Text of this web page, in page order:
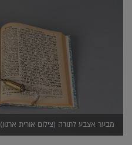
מבער אצבע לתורה (צילום אורית ארנון)